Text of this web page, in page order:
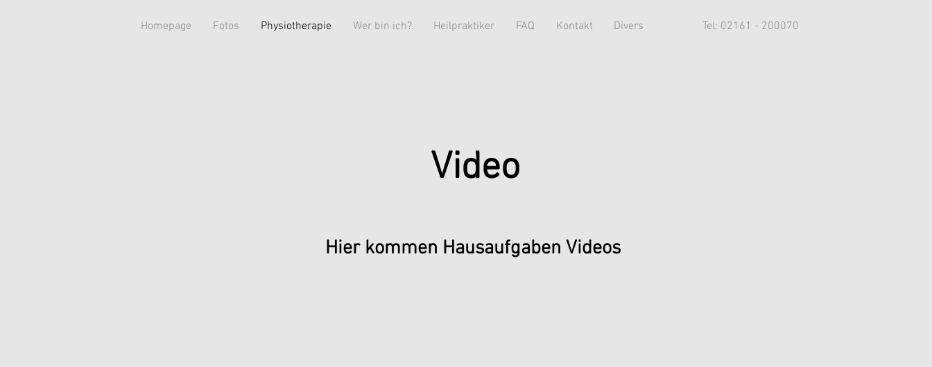
Homepage Fotos Physiotherapie Wer bin ich? Heilpraktiker FAQ Kontakt Divers Tel: 02161 - 200070
Video
Hier kommen Hausaufgaben Videos